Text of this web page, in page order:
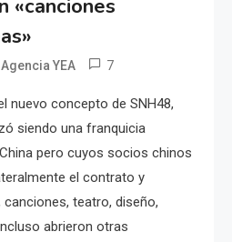
«canciones
Agencia YEA 7
nuevo concepto de SNH48,
siendo una franquicia
pero cuyos socios chinos
el contrato y
teatro, diseño,
abrieron otras